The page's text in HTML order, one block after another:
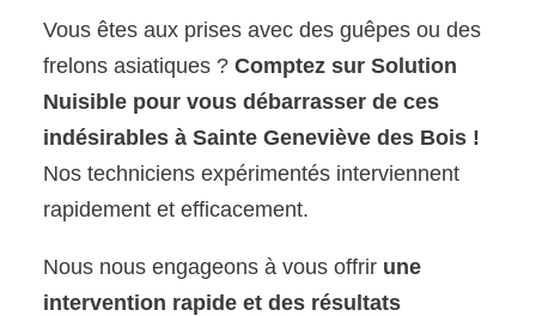
Vous êtes aux prises avec des guêpes ou des
frelons asiatiques ?Comptez sur Solution
Nuisible pour vous débarrasser de ces
indésirables à Sainte Geneviève des Bois !
Nos techniciens expérimentés interviennent
rapidement et efficacement.
Nous nous engageons à vous offrir une
intervention rapide et des résultats